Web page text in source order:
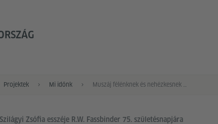
Projektek Mi időnk Muszáj félénknek és nehézkesnek lennem
Szilágyi Zsófia esszéje R.W. Fassbinder 75. születésnapjára